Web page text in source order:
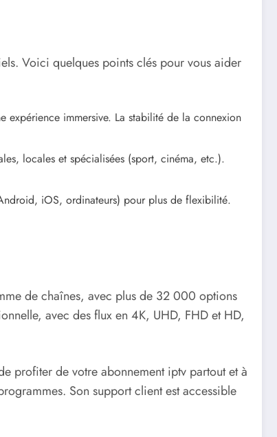
Voici quelques points clés pour vous aider
immersive. La stabilité de la connexion
locales et spécialisées (sport, cinéma, etc.).
iOS, ordinateurs) pour plus de flexibilité.
de chaînes, avec plus de 32 000 options
avec des flux en 4K, UHD, FHD et HD,
profiter de votre abonnement iptv partout et à
Son support client est accessible